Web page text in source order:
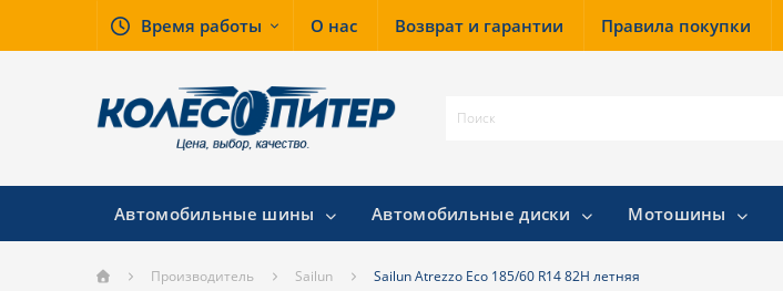
Время работы О нас Возврат и гарантии Правила покупки
Автомобильные шины Автомобильные диски Мотошины
Производитель Sailun Sailun Atrezzo Eco 185/60 R14 82H летняя